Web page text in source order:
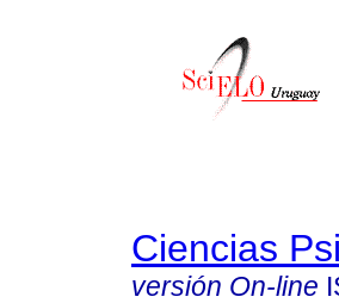
Ciencias
versión On-line